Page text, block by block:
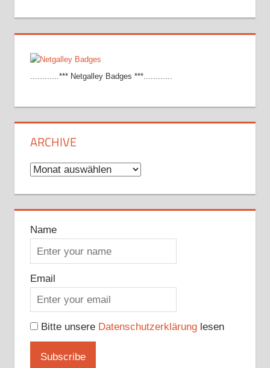
............*** Netgalley Badges ***............
ARCHIVE
Archive
Name
Email
Bitte unsere Datenschutzerklärunglesen